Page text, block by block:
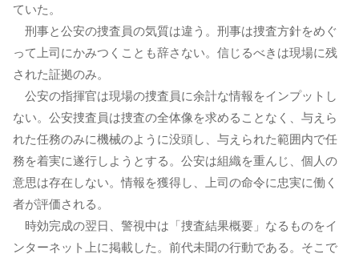
ていた。
刑事と公安の捜査員の気質は違う。刑事は捜査方針をめぐ
って上司にかみつくことも辞さない。信じるべきは現場に残
された証拠のみ。
公安の指揮官は現場の捜査員に余計な情報をインプットし
ない。公安捜査員は捜査の全体像を求めることなく、与えら
れた任務のみに機械のように没頭し、与えられた範囲内で任
務を着実に遂行しようとする。公安は組織を重んじ、個人の
意思は存在しない。情報を獲得し、上司の命令に忠実に働く
者が評価される。
時効完成の翌日、警視中は「捜査結果概要」なるものをイ
ンターネット上に掲載した。前代未聞の行動である。そこで